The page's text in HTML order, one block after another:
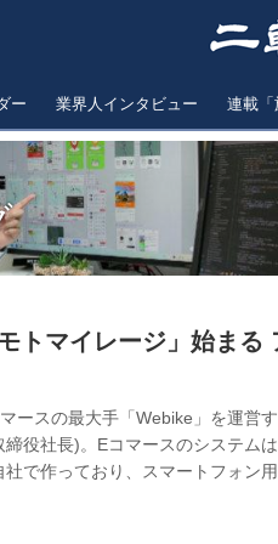
ー 業界人インタビュー 連載「
トマイレージ」始ま
ースの最大手「Webike」を運営
締役社長)。Eコマースのシステム
で作っており、スマートフォン
ス「Webikeモトマイレージ」だ。